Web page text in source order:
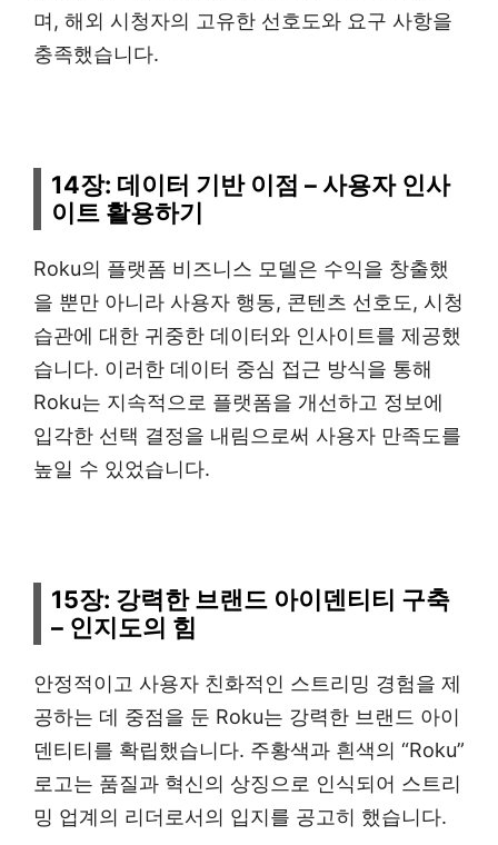
며, 해외 시청자의 고유한 선호도와 요구 사항을
충족했습니다.
14장: 데이터 기반 이점 – 사용자 인사
이트 활용하기
Roku의 플랫폼 비즈니스 모델은 수익을 창출했
을 뿐만 아니라 사용자 행동, 콘텐츠 선호도, 시청
습관에 대한 귀중한 데이터와 인사이트를 제공했
습니다. 이러한 데이터 중심 접근 방식을 통해
Roku는 지속적으로 플랫폼을 개선하고 정보에
입각한 선택 결정을 내림으로써 사용자 만족도를
높일 수 있었습니다.
15장: 강력한 브랜드 아이덴티티 구축
– 인지도의 힘
안정적이고 사용자 친화적인 스트리밍 경험을 제
공하는 데 중점을 둔 Roku는 강력한 브랜드 아이
덴티티를 확립했습니다. 주황색과 흰색의 “Roku”
로고는 품질과 혁신의 상징으로 인식되어 스트리
밍 업계의 리더로서의 입지를 공고히 했습니다.